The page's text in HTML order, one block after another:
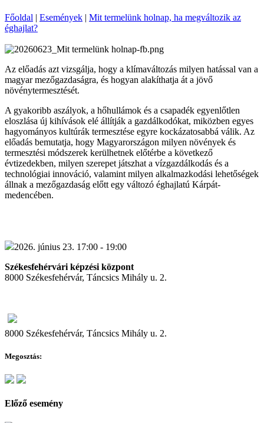
Főoldal | Események | Mit termelünk holnap, ha megváltozik az
éghajlat?
Az előadás azt vizsgálja, hogy a klímaváltozás milyen hatással van a
magyar mezőgazdaságra, és hogyan alakíthatja át a jövő
növénytermesztését.
A gyakoribb aszályok, a hőhullámok és a csapadék egyenlőtlen
eloszlása új kihívások elé állítják a gazdálkodókat, miközben egyes
hagyományos kultúrák termesztése egyre kockázatosabbá válik. Az
előadás bemutatja, hogy Magyarországon milyen növények és
termesztési módszerek kerülhetnek előtérbe a következő
évtizedekben, milyen szerepet játszhat a vízgazdálkodás és a
technológiai innováció, valamint milyen alkalmazkodási lehetőségek
állnak a mezőgazdaság előtt egy változó éghajlatú Kárpát-
medencében.
2026. június 23. 17:00 - 19:00
Székesfehérvári képzési központ
8000 Székesfehérvár, Táncsics Mihály u. 2.
8000 Székesfehérvár, Táncsics Mihály u. 2.
Megosztás:
Előző esemény